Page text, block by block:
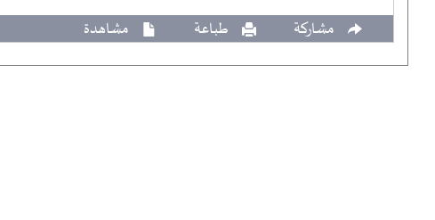
مشاركة
طباعة مشاهدة